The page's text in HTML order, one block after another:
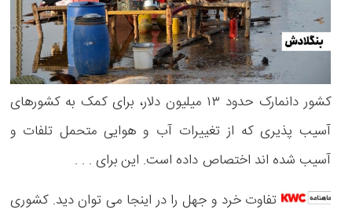
کشور دانمارک حدود ۱۳ میلیون دلار، برای کمک به کشورهای
آسیب پذیری که از تغییرات آب و هوایی متحمل تلفات و
آسیب شده اند اختصاص داده است. این برای . . .
تفاوت خرد و جهل را در اینجا می توان دید. کشوری